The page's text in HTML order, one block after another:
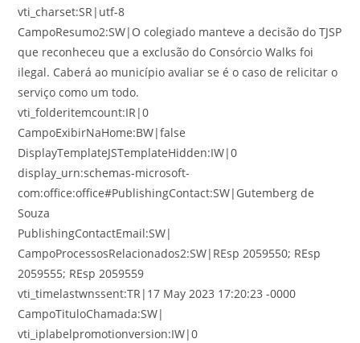
vti_charset:SR|utf-8
CampoResumo2:SW|O colegiado manteve a decisão do TJSP
que reconheceu que a exclusão do Consórcio Walks foi
ilegal. Caberá ao município avaliar se é o caso de relicitar o
serviço como um todo.
vti_folderitemcount:IR|0
CampoExibirNaHome:BW|false
DisplayTemplateJSTemplateHidden:IW|0
display_urn:schemas-microsoft-
com:office:office#PublishingContact:SW|Gutemberg de
Souza
PublishingContactEmail:SW|
CampoProcessosRelacionados2:SW|REsp 2059550; REsp
2059555; REsp 2059559
vti_timelastwnssent:TR|17 May 2023 17:20:23 -0000
CampoTituloChamada:SW|
vti_iplabelpromotionversion:IW|0